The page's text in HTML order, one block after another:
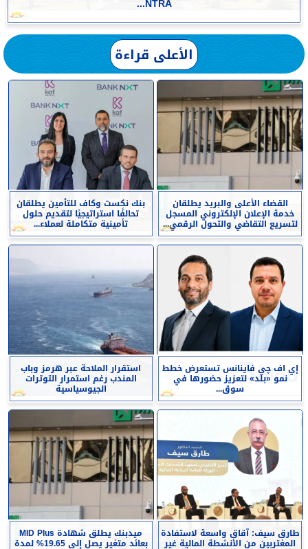
NTRA...
الأعلى قراءة
القضاء الأعلى والبريد يطلقان
خدمة الإعلان الإلكتروني المسجل
لتسريع التقاضي والتحول الرقمي...
بنك نكست وكاف للتأمين يطلقان
تحالفًا استراتيجيًا لتقديم حلول
تأمينية متكاملة لعملاء...
إي اف چي فاينانس تستعرض خطط
نمو «بلد» لتعزيز حضورها في
سوق...
استقرار الملاحة عبر هرمز وباب
المندب رغم استمرار التوترات
الجيوسياسية
طارق سيف: آقاق واسعة لاستفادة
المغتربين من الأنشطة المالية غير
ميدبنك يطلق شهادة MID Plus
بعائد متغير يصل إلى 19.65% لمدة